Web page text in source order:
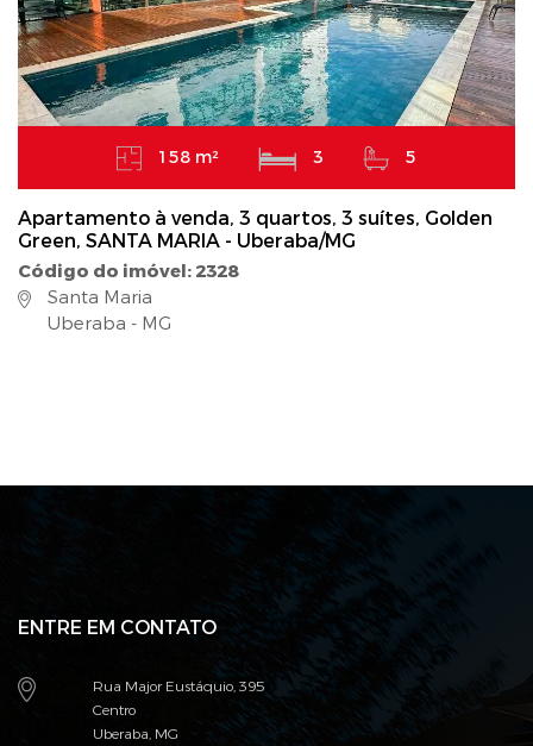
158 m² 3 5
Apartamento à venda, 3 quartos, 3 suítes, Golden
Green, SANTA MARIA - Uberaba/MG
Código do imóvel: 2328
Santa Maria
Uberaba - MG
ENTRE EM CONTATO
Rua Major Eustáquio, 395
Centro
Uberaba, MG